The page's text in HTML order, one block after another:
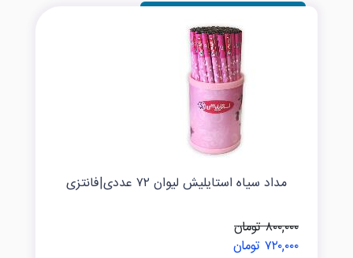
مداد سیاه استایلیش لیوان ۷۲ عددی|فانتزی
۸۰۰,۰۰۰ تومان
۷۲۰,۰۰۰ تومان